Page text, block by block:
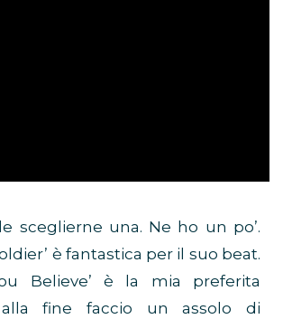
sceglierne una. Ne ho un po’.
è fantastica per il suo beat.
Believe’ è la mia preferita
fine faccio un assolo di